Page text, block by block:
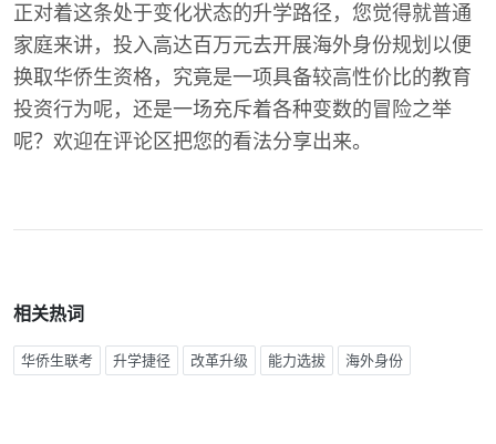
正对着这条处于变化状态的升学路径，您觉得就普通
家庭来讲，投入高达百万元去开展海外身份规划以便
换取华侨生资格，究竟是一项具备较高性价比的教育
投资行为呢，还是一场充斥着各种变数的冒险之举
呢？欢迎在评论区把您的看法分享出来。
相关热词
华侨生联考 升学捷径 改革升级 能力选拔 海外身份